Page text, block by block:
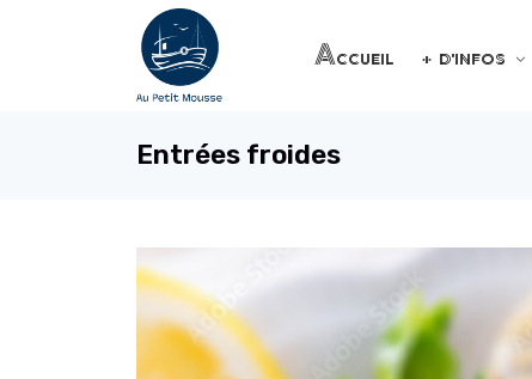
Accueil + d'infos
Entrées froides